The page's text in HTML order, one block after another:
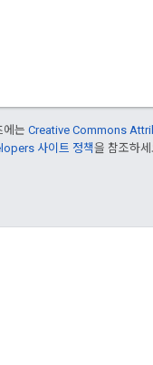
에는 Creative Commons
사이트 정책을 참조하